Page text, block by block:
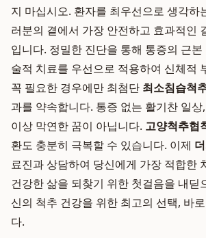
지 마십시오. 환자를 최우선으로 생각하
러분의 곁에서 가장 안전하고 효과적인
입니다. 정밀한 진단을 통해 통증의 근
술적 치료를 우선으로 적용하여 신체적
꼭 필요한 경우에만 최첨단 최소침습척
과를 약속합니다. 통증 없는 활기찬 일
이상 막연한 꿈이 아닙니다. 고양척추협
환도 충분히 극복할 수 있습니다. 이제
료진과 상담하여 당신에게 가장 적합한
건강한 삶을 되찾기 위한 첫걸음을 내딛
신의 척추 건강을 위한 최고의 선택, 바
다.